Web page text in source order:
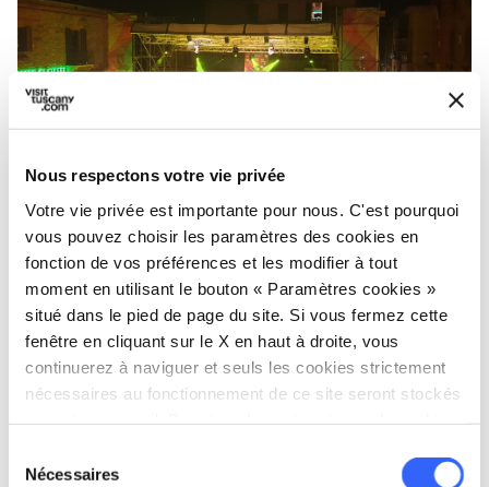
Nous respectons votre vie privée
Votre vie privée est importante pour nous. C'est pourquoi
vous pouvez choisir les paramètres des cookies en
fonction de vos préférences et les modifier à tout
moment en utilisant le bouton « Paramètres cookies »
situé dans le pied de page du site. Si vous fermez cette
fenêtre en cliquant sur le X en haut à droite, vous
continuerez à naviguer et seuls les cookies strictement
nécessaires au fonctionnement de ce site seront stockés
Nécessaires
Torrita Blues
Torrita Blues- 25, 26 et 27 juin
Le rythme du blues est à l’honneur sur la place
Matteotti à Torrita di Siena, où se déroule, fin
juin, le Torrita Blues. Un événement qui attire
pas seulement, notamment grâce aux grands